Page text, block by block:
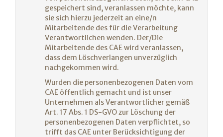
gespeichert sind, veranlassen möchte, kann
sie sich hierzu jederzeit an eine/n
Mitarbeitende des für die Verarbeitung
Verantwortlichen wenden. Der/Die
Mitarbeitende des CAE wird veranlassen,
dass dem Löschverlangen unverzüglich
nachgekommen wird.
Wurden die personenbezogenen Daten vom
CAE öffentlich gemacht und ist unser
Unternehmen als Verantwortlicher gemäß
Art. 17 Abs. 1 DS-GVO zur Löschung der
personenbezogenen Daten verpflichtet, so
trifft das CAE unter Berücksichtigung der